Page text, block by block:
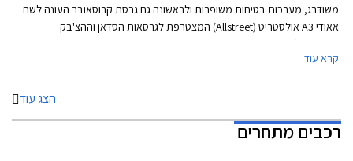
משודרג, מערכות בטיחות משופרות ולראשונה גם גרסת קרוסאובר העונה לשם
אאודי A3 אולסטריט (Allstreet) המצטרפת לגרסאות הסדאן וההצ'בק
(ספורטבק).
קרא עוד
הצג עוד
רכבים מתחרים